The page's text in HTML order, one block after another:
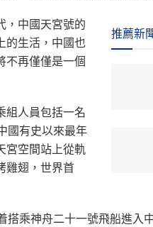
推薦新
，中國天宮號的
的生活，中國也
不再僅僅是一個
組人員包括一名
國有史以來最年
宮空間站上從軌
雞翅，世界首
搭乘神舟二十一號飛船進入